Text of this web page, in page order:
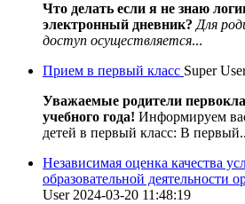
Что делать если я не знаю
электронный дневник? Для
доступ осуществляется...
Прием в первый класс Super
Уважаемые родители
учебного года! Информируем
детей в первый класс: В
Независимая оценка качества
образовательной деятельности
User 2024-03-20 11:48:19